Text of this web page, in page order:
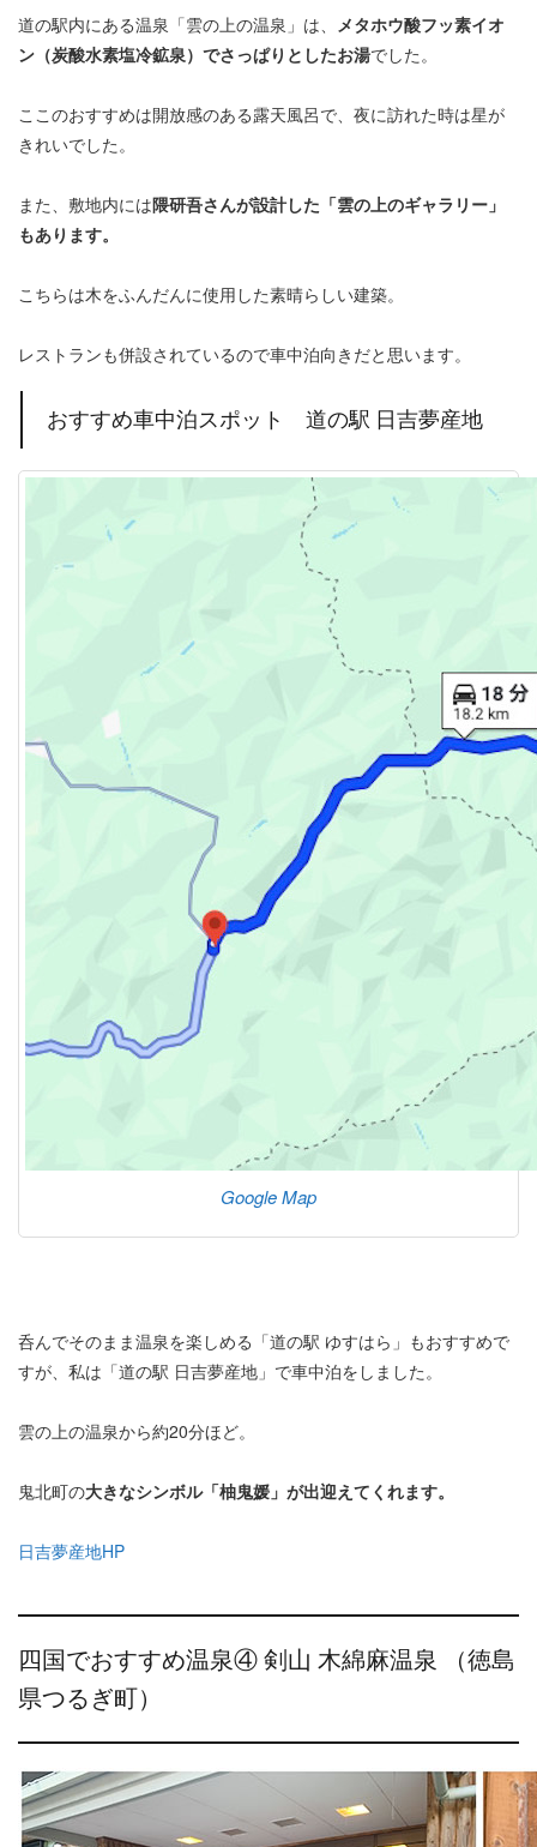
道の駅内にある温泉「雲の上の温泉」は、 メタホウ酸フッ素イオ
ン（炭酸水素塩冷鉱泉）でさっぱりとしたお湯でした。
ここのおすすめは開放感のある露天風呂で、夜に訪れた時は星が
きれいでした。
また、敷地内には隈研吾さんが設計した「雲の上のギャラリー」
もあります。
こちらは木をふんだんに使用した素晴らしい建築。
レストランも併設されているので車中泊向きだと思います。
おすすめ車中泊スポット 道の駅 日吉夢産地
Google Map
呑んでそのまま温泉を楽しめる「道の駅 ゆすはら」もおすすめで
すが、私は「道の駅 日吉夢産地」で車中泊をしました。
雲の上の温泉から約20分ほど。
鬼北町の大きなシンボル「柚鬼媛」が出迎えてくれます。
日吉夢産地HP
四国でおすすめ温泉④ 剣山 木綿麻温泉 （徳島
県つるぎ町）